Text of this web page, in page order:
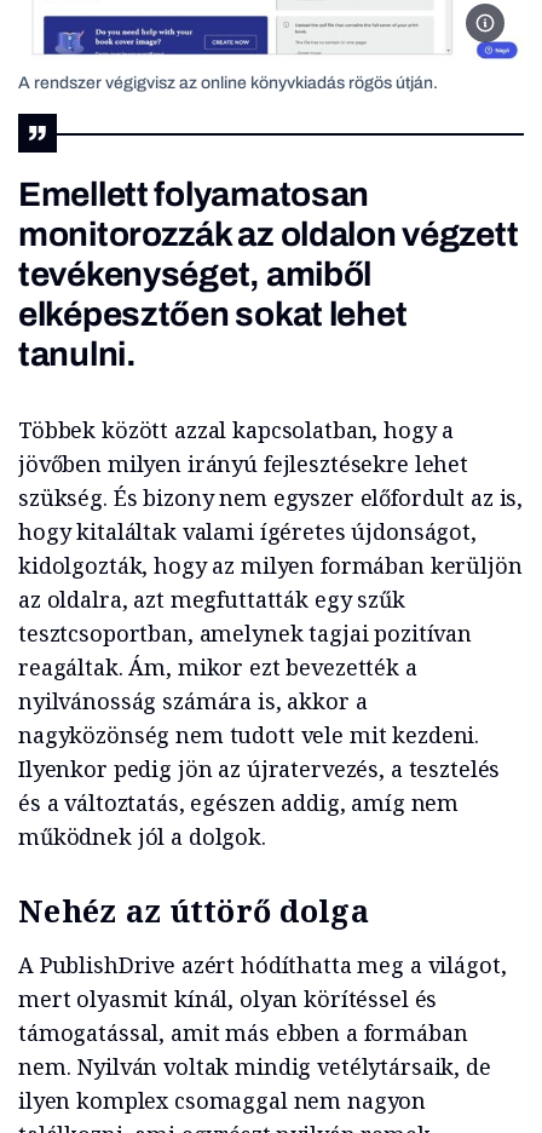
A
A rendszer végigvisz az online könyvkiadás rögös útján.
Emellett folyamatosan
monitorozzák az oldalon végzett
tevékenységet, amiből
elképesztően sokat lehet
tanulni.
Többek között azzal kapcsolatban, hogy a
jövőben milyen irányú fejlesztésekre lehet
szükség. És bizony nem egyszer előfordult az is,
hogy kitaláltak valami ígéretes újdonságot,
kidolgozták, hogy az milyen formában kerüljön
az oldalra, azt megfuttatták egy szűk
tesztcsoportban, amelynek tagjai pozitívan
reagáltak. Ám, mikor ezt bevezették a
nyilvánosság számára is, akkor a
nagyközönség nem tudott vele mit kezdeni.
Ilyenkor pedig jön az újratervezés, a tesztelés
és a változtatás, egészen addig, amíg nem
működnek jól a dolgok.
Nehéz az úttörő dolga
A PublishDrive azért hódíthatta meg a világot,
mert olyasmit kínál, olyan körítéssel és
támogatással, amit más ebben a formában
nem. Nyilván voltak mindig vetélytársaik, de
ilyen komplex csomaggal nem nagyon